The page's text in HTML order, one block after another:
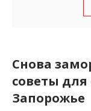
Снова
советы
Запорожье